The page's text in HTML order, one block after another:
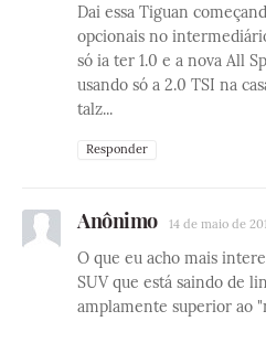
Dai essa Tiguan
opcionais no
só ia ter 1.0 e a nova All
usando só a 2.0 TSI na
talz...
Responder
Anônimo 14 de maio de
O que eu acho mais
SUV que está saindo de
amplamente superior ao